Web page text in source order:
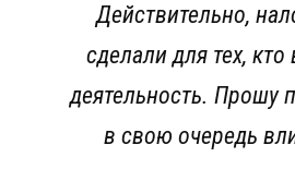
Действительно,
сделали для тех,
деятельность. Прошу
в свою очередь